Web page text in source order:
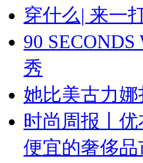
穿什么| 来一
90
秀
她比美古力
时尚周报丨
便宜的奢侈品